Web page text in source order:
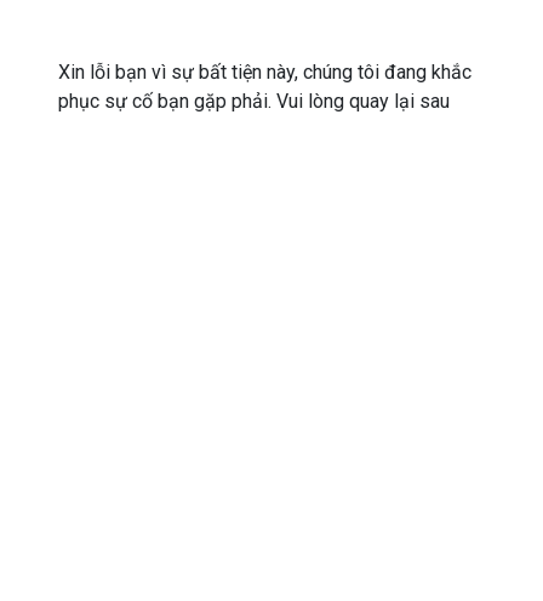
Xin lỗi bạn vì sự bất tiện này, chúng tôi đang khắc
phục sự cố bạn gặp phải. Vui lòng quay lại sau